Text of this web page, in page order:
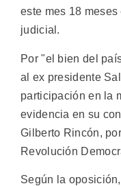
este mes 18
judicial.
Por "el bien del
al ex presidente
participación en la
evidencia en su
Gilberto Rincón,
Revolución
Según la